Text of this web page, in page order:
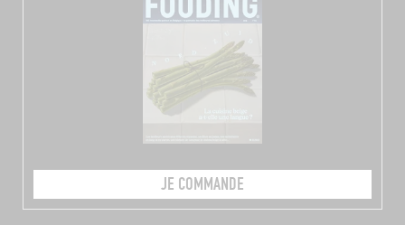
JE COMMANDE